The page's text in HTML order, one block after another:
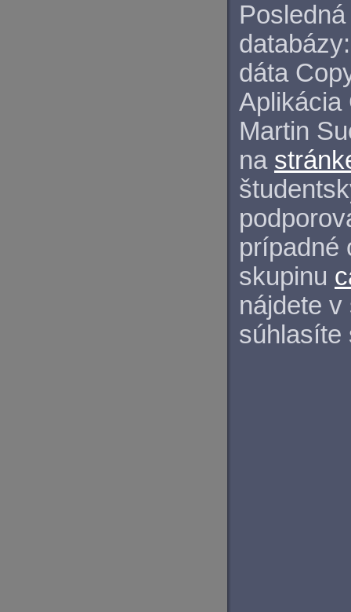
databázy:
dáta
Aplikácia
Martin
na
prípadné
skupinu
nájdete